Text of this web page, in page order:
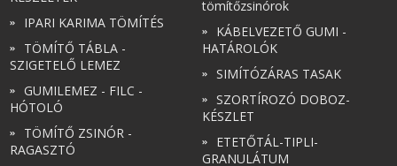
IPARI KARIMA TÖMÍTÉS
TÖMÍTŐ TÁBLA -
SZIGETELŐ LEMEZ
GUMILEMEZ - FILC -
HÓTOLÓ
TÖMÍTŐ ZSINÓR -
RAGASZTÓ
tömítőzsinórok
KÁBELVEZETŐ GUMI -
HATÁROLÓK
SIMÍTÓZÁRAS TASAK
SZORTÍROZÓ DOBOZ-
KÉSZLET
ETETŐTÁL-TIPLI-
GRANULÁTUM